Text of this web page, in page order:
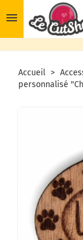
Accueil
personnalisé
menu